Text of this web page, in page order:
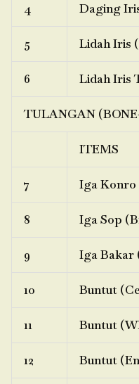
4 Daging
5 Lidah Iris
6 Lidah Iris
TULANGAN
ITEMS
7 Iga Konro
8 Iga Sop
9 Iga Bakar
10 Buntut
11 Buntut
12 Buntut